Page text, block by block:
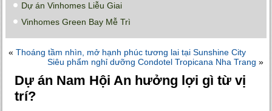
Dự án Vinhomes Liễu Giai
Vinhomes Green Bay Mễ Trì
«Thoáng tầm nhìn, mở hạnh phúc tương lai tại Sunshine City
Siêu phẩm nghỉ dưỡng Condotel Tropicana Nha Trang »
Dự án Nam Hội An hưởng lợi gì từ vị
trí?